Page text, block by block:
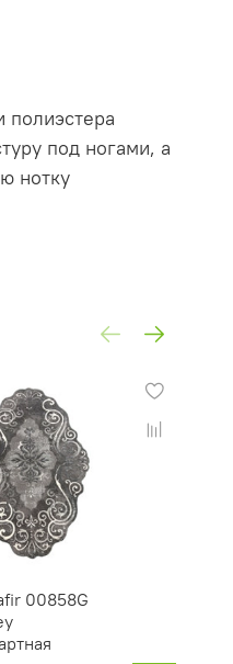
под ногами, а
нотку
00858G